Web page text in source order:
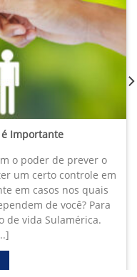
Importante
o poder de prever o
um certo controle em
em casos nos quais
de você? Para
de vida Sulamérica.